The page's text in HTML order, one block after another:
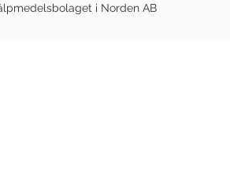
i Norden AB